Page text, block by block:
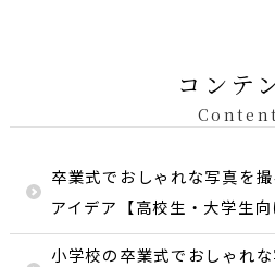
コンテ
卒業式でおしゃれな写真を
アイデア【高校生・大学生向
小学校の卒業式でおしゃれ